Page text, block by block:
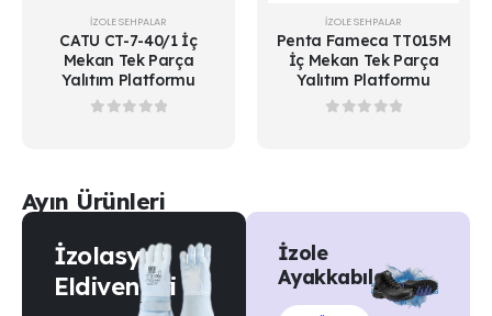
İZOLE SEHPALAR
CATU CT-7-40/1 İç
Mekan Tek Parça
Yalıtım Platformu
İZOLE SEHPALAR
Penta Fameca TT015M
İç Mekan Tek Parça
Yalıtım Platformu
Ayın Ürünleri
İzolasyon
Eldivenleri
İzole
Ayakkabılar